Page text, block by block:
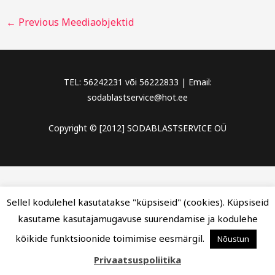
← Previous Meediaobjektid
TEL: 56242231 või 56222833 | Email:
sodablastservice@hot.ee
Copyright © [2012] SODABLASTSERVICE OÜ
Sellel kodulehel kasutatakse "küpsiseid" (cookies). Küpsiseid
kasutame kasutajamugavuse suurendamise ja kodulehe
kõikide funktsioonide toimimise eesmärgil.
Nõustun
Privaatsuspoliitika